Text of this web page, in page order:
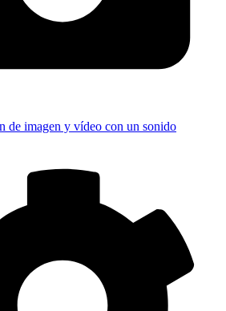
de imagen y vídeo con un sonido